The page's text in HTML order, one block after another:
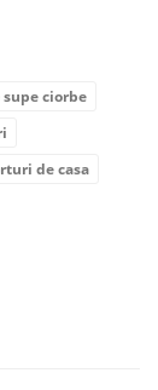
ciorbe
de casa